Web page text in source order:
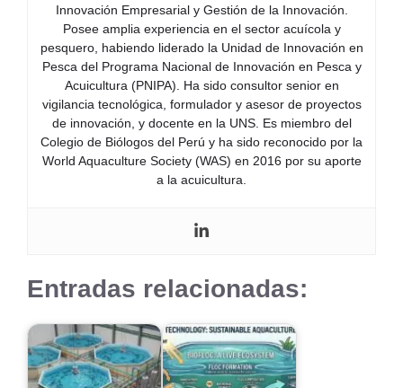
Innovación Empresarial y Gestión de la Innovación.
Posee amplia experiencia en el sector acuícola y
pesquero, habiendo liderado la Unidad de Innovación en
Pesca del Programa Nacional de Innovación en Pesca y
Acuicultura (PNIPA). Ha sido consultor senior en
vigilancia tecnológica, formulador y asesor de proyectos
de innovación, y docente en la UNS. Es miembro del
Colegio de Biólogos del Perú y ha sido reconocido por la
World Aquaculture Society (WAS) en 2016 por su aporte
a la acuicultura.
Entradas relacionadas: